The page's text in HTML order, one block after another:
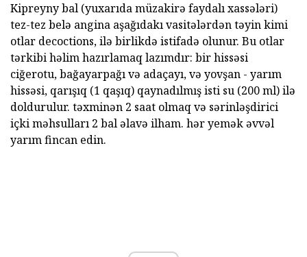
Kipreyny bal (yuxarıda müzakirə faydalı xassələri)
tez-tez belə angina aşağıdakı vasitələrdən təyin kimi
otlar decoctions, ilə birlikdə istifadə olunur. Bu otlar
tərkibi həlim hazırlamaq lazımdır: bir hissəsi
ciğerotu, bağayarpağı və adaçayı, və yovşan - yarım
hissəsi, qarışıq (1 qaşıq) qaynadılmış isti su (200 ml) ilə
doldurulur. təxminən 2 saat olmaq və sərinləşdirici
içki məhsulları 2 bal əlavə ilham. hər yemək əvvəl
yarım fincan edin.